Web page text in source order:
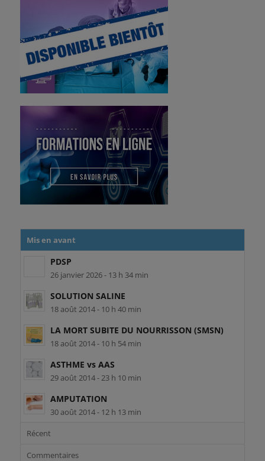
Mis en avant
PDSP
26 janvier 2026 - 13 h 34 min
SOLUTION SALINE
18 août 2014 - 10 h 40 min
LA MORT SUBITE DU NOURRISSON (SMSN)
18 août 2014 - 10 h 54 min
ASTHME vs AAS
29 août 2014 - 23 h 10 min
AMPUTATION
30 août 2014 - 12 h 13 min
Récent
Commentaires